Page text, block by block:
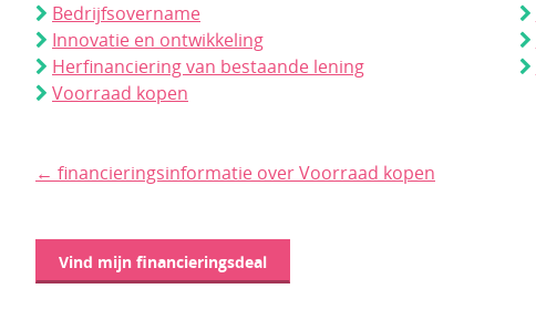
Bedrijfsovername
Innovatie en ontwikkeling
Herfinanciering van bestaande lening
Voorraad kopen
← financieringsinformatie over Voorraad kopen
Vind mijn financieringsdeal